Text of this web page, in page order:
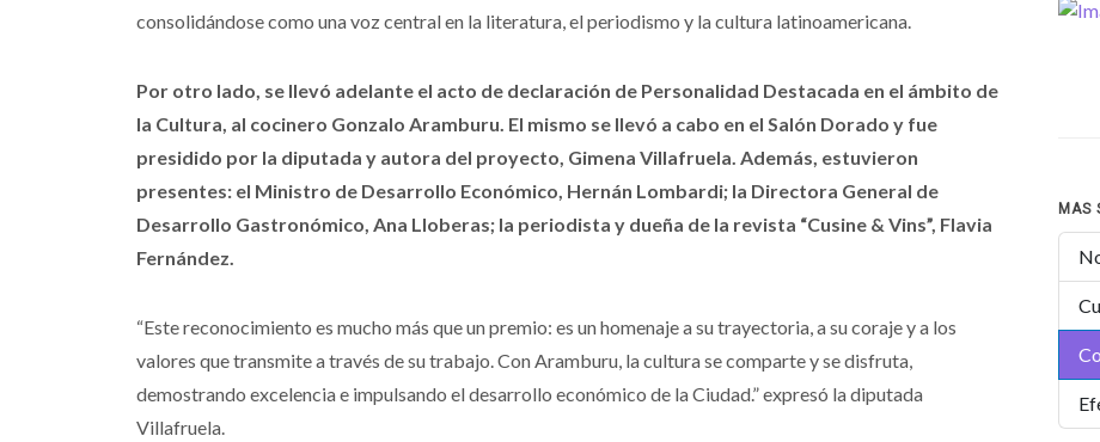
consolidándose como una voz central en la literatura, el periodismo y la cultura latinoamericana.
Por otro lado, se llevó adelante el acto de declaración de Personalidad Destacada en el ámbito de
la Cultura, al cocinero Gonzalo Aramburu. El mismo se llevó a cabo en el Salón Dorado y fue
presidido por la diputada y autora del proyecto, Gimena Villafruela. Además, estuvieron
presentes: el Ministro de Desarrollo Económico, Hernán Lombardi; la Directora General de
Desarrollo Gastronómico, Ana Lloberas; la periodista y dueña de la revista “Cusine & Vins”, Flavia
Fernández.
“Este reconocimiento es mucho más que un premio: es un homenaje a su trayectoria, a su coraje y a los
valores que transmite a través de su trabajo. Con Aramburu, la cultura se comparte y se disfruta,
demostrando excelencia e impulsando el desarrollo económico de la Ciudad.” expresó la diputada
Villafruela.
MAS